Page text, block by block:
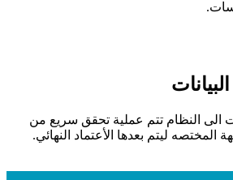
الى النظام تتم عملية تحقق سريع من
ليتم بعدها الأعتماد النهائي.